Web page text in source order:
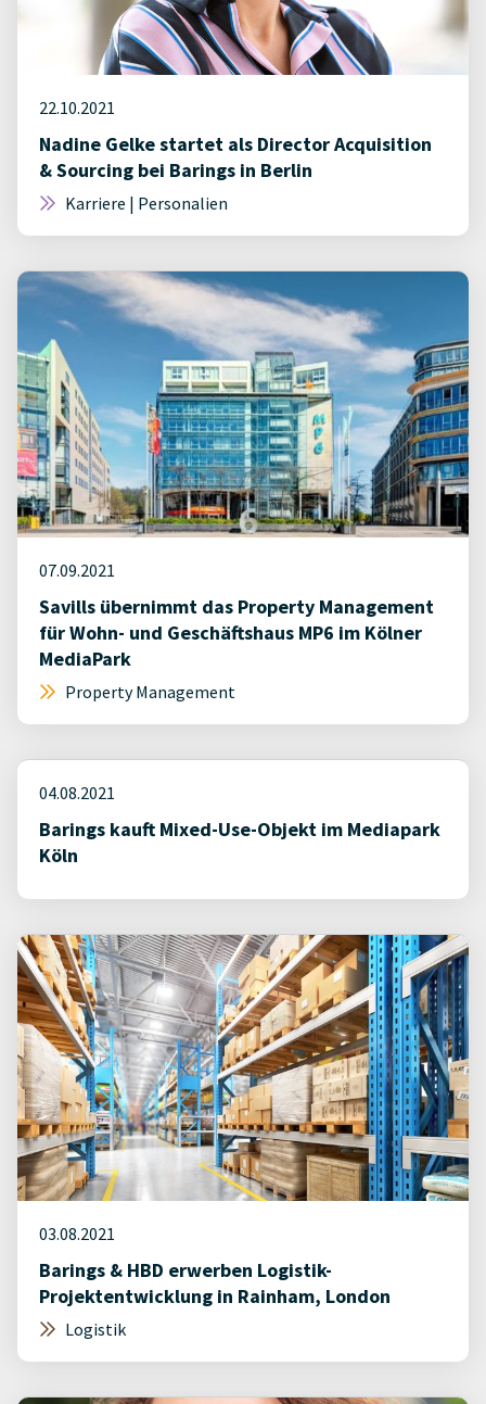
22.10.2021
Nadine Gelke startet als Director Acquisition
& Sourcing bei Barings in Berlin
Karriere | Personalien
07.09.2021
Savills übernimmt das Property Management
für Wohn- und Geschäftshaus MP6 im Kölner
MediaPark
Property Management
04.08.2021
Barings kauft Mixed-Use-Objekt im Mediapark
Köln
03.08.2021
Barings & HBD erwerben Logistik-
Projektentwicklung in Rainham, London
Logistik